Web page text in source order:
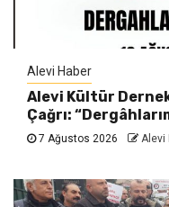
Alevi Haber
Alevi Kültür
Çağrı:
7 Ağustos 2026 Alevi